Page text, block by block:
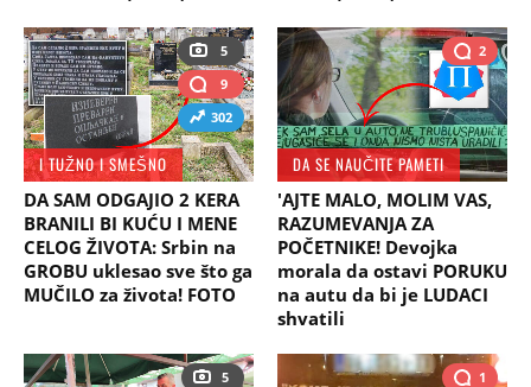
5
9
302
I TUŽNO I SMEŠNO
DA SAM ODGAJIO 2 KERA
BRANILI BI KUĆU I MENE
CELOG ŽIVOTA: Srbin na
GROBU uklesao sve što ga
MUČILO za života! FOTO
2
DA SE NAUČITE PAMETI
'AJTE MALO, MOLIM VAS,
RAZUMEVANJA ZA
POČETNIKE! Devojka
morala da ostavi PORUKU
na autu da bi je LUDACI
shvatili
5
1